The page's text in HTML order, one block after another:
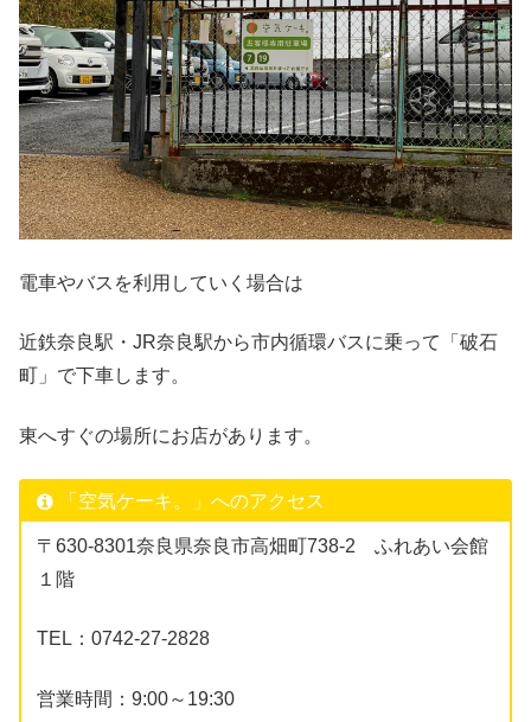
電車やバスを利用していく場合は
近鉄奈良駅・JR奈良駅から市内循環バスに乗って「破石
町」で下車します。
東へすぐの場所にお店があります。
「空気ケーキ。」へのアクセス
〒630-8301奈良県奈良市高畑町738-2 ふれあい会館
１階
TEL：0742-27-2828
営業時間：9:00～19:30